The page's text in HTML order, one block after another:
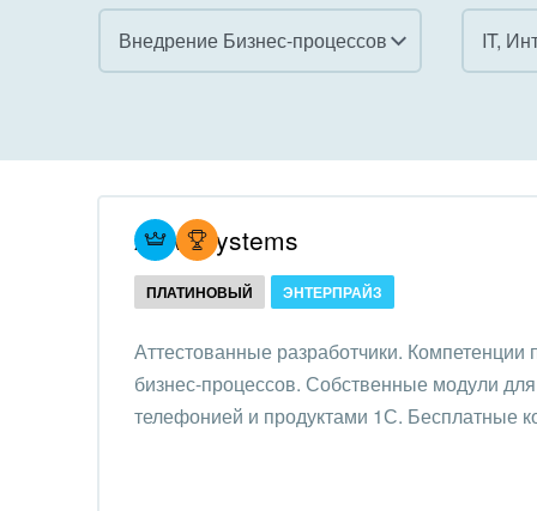
Внедрение Бизнес-процессов
Внедрение КЭДО
Интеграция с 1С
Организация задач и
Внедрение Бизнес-
процессов
IT,
Atevi Systems
ПЛАТИНОВЫЙ ЭНТЕРПРАЙЗ
Аттестованные разработчики.
бизнес-процессов. Собственные модули
телефонией и продуктами 1С. Бесплатные